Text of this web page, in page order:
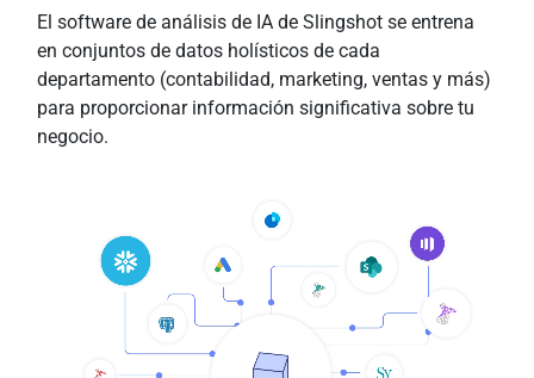
El software de análisis de IA de Slingshot se entrena
en conjuntos de datos holísticos de cada
departamento (contabilidad, marketing, ventas y más)
para proporcionar información significativa sobre tu
negocio.